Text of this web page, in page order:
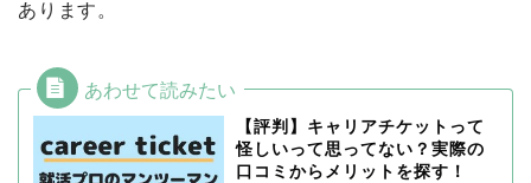
あります。
【評判】キャリアチケットって
怪しいって思ってない？実際の
口コミからメリットを探す！